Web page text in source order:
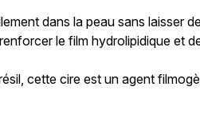
dans la peau sans laisser
le film hydrolipidique et
cette cire est un agent